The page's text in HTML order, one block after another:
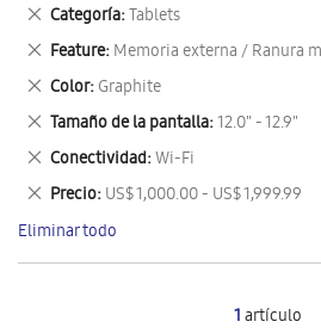
1artículo
Categoría Tablets
Eliminar
este
artículo
Feature Memoria externa / Ranura
Eliminar
este
artículo
Color Graphite
Eliminar
este
artículo
Tamaño de la pantalla 12.0" - 12.9"
Eliminar
este
artículo
Conectividad Wi-Fi
Eliminar
este
artículo
Precio US$ 1,000.00 - US$ 1,999.99
Eliminar
este
artículo
Eliminar todo